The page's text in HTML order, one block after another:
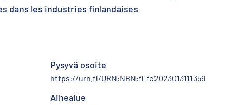
dans les industries finlandaises
Pysyvä osoite
https://urn.fi/URN:NBN:fi-fe2023013111359
Aihealue